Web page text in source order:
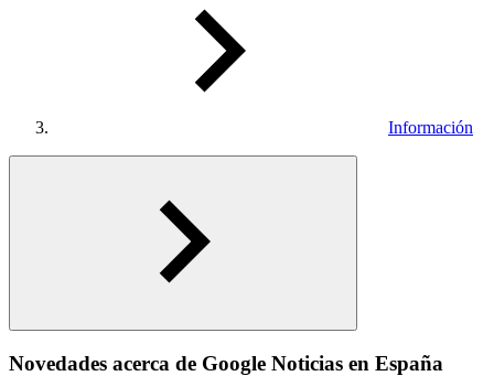
Información
Novedades acerca de Google Noticias en España